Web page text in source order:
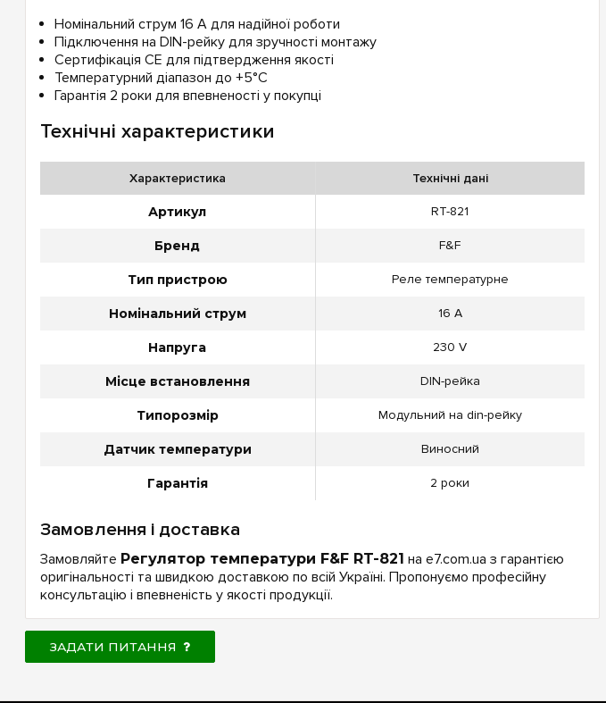
Номінальний струм 16 А для надійної роботи
Підключення на DIN-рейку для зручності монтажу
Сертифікація CE для підтвердження якості
Температурний діапазон до +5°C
Гарантія 2 роки для впевненості у покупці
Технічні характеристики
Характеристика Технічні дані
Артикул RT-821
Бренд F&F
Тип пристрою Реле температурне
Номінальний струм 16 А
Напруга 230 V
Місце встановлення DIN-рейка
Типорозмір Модульний на din-рейку
Датчик температури Виносний
Гарантія 2 роки
Замовлення і доставка
Замовляйте Регулятор температури F&F RT-821 на e7.com.ua з гарантією
оригінальності та швидкою доставкою по всій Україні. Пропонуємо професійну
консультацію і впевненість у якості продукції.
ЗАДАТИ ПИТАННЯ